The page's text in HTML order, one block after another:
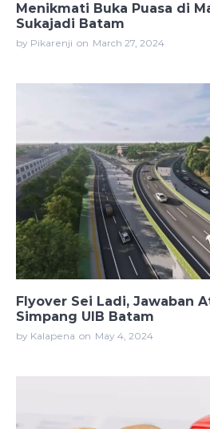
Menikmati Buka Puasa di
Sukajadi Batam
by Pikarenji on March 27, 2024
Flyover Sei Ladi, Jawaban
Simpang UIB Batam
by Kalapena on May 4, 2024